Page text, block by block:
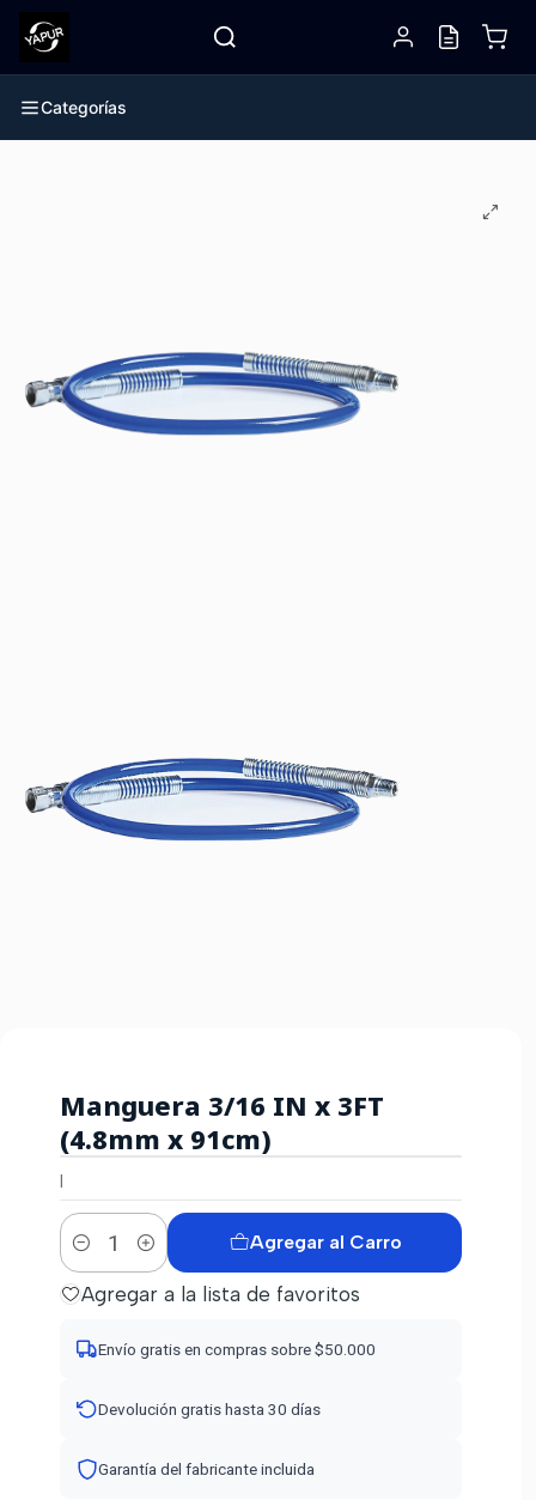
Categorías
|
Manguera 3/16 IN x 3FT
(4.8mm x 91cm)
Cantidad
Agregar al Carro
Agregar a la lista de favoritos
Envío gratis en compras sobre $50.000
Devolución gratis hasta 30 días
Garantía del fabricante incluida